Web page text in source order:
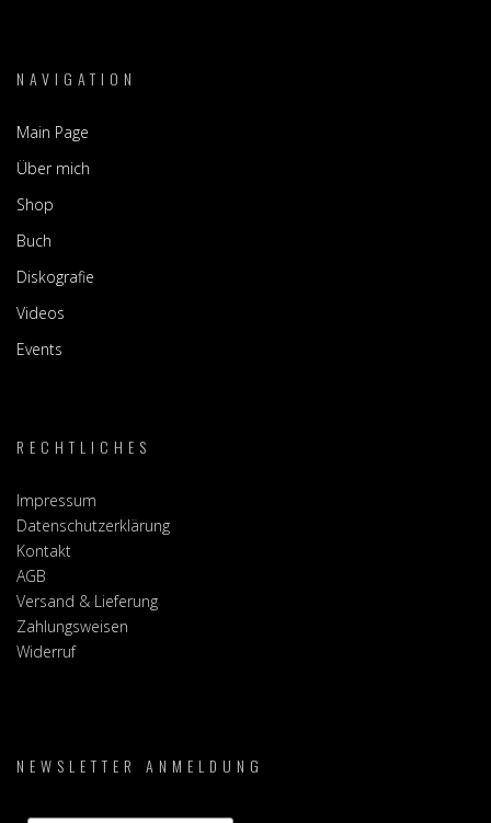
NAVIGATION
Main Page
Über mich
Shop
Buch
Diskografie
Videos
Events
RECHTLICHES
Impressum
Datenschutzerklärung
Kontakt
AGB
Versand & Lieferung
Zahlungsweisen
Widerruf
NEWSLETTER ANMELDUNG